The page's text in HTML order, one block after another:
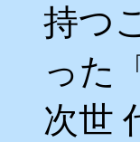
持つ
った
次世